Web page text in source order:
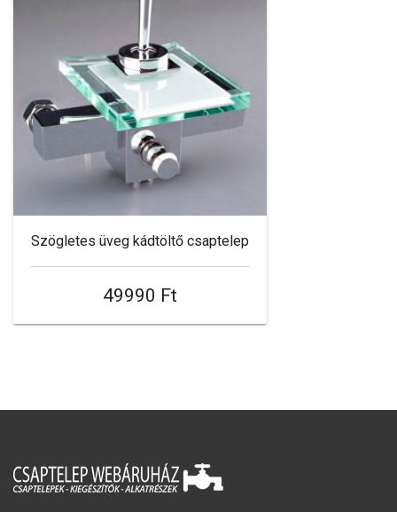
Szögletes üveg kádtöltő csaptelep
49990 Ft